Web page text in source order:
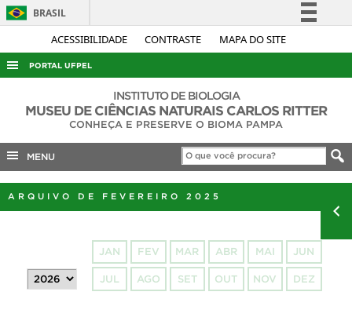
ACESSIBILIDADE CONTRASTE MAPA DO SITE
BRASIL
Simplifique!
Acesso à informação
Legislação
Canais
PORTAL UFPEL
ACESSO À INFORMAÇÃO
COBALTO
CONCURSOS
EDITAIS
PORTARIAS
INSTITUTO DE BIOLOGIA
MUSEU DE CIÊNCIAS NATURAIS CARLOS RITTER
CONHEÇA E PRESERVE O BIOMA PAMPA
MENU
ARQUIVO DE FEVEREIRO 2025
JAN FEV MAR ABR MAI JUN
JUL AGO SET OUT NOV DEZ